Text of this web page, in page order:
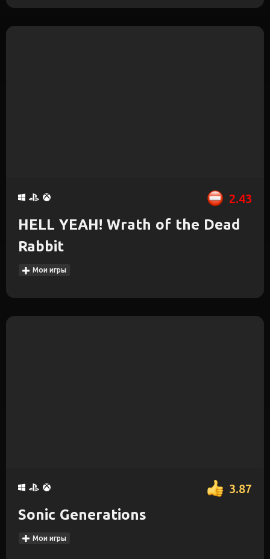
2.43
HELL YEAH! Wrath of the Dead
Rabbit
Мои игры
3.87
Sonic Generations
Мои игры